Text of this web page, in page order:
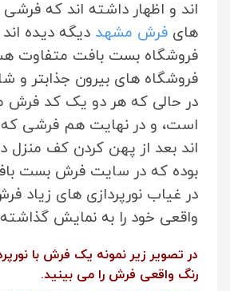
اند و اظهار داشته اند که
های فرش مشهد دیگه دیده
فروشگاه بست بافت متفاوت
فروشگاه های بیرون جذابتر و
در حالی که هر دو یک کد فرش
است، و در نهایت هم فرشی که
اند بعد از پهن کردن کف منزل
بوده که در سایت فرش بست
در غیاب نورپردازی های زیاد
واقعی خود را به نمایش
در تصویر زیر نمونه یک فرش با
رنگ واقعی فرش را می بینید.